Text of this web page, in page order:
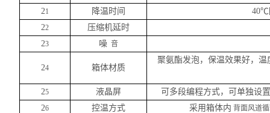
21 降温时间
40℃
22
压缩机延时
23 噪 音
24 箱体材质
聚氨酯发泡，保温效果好，温
25 液晶屏
可多段编程方式，可单独设
26 控温方式 采用箱体内 背面风道